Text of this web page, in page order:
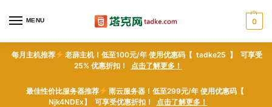
MENU 0
每月主机推荐
老薜主机！低至100元/年 使用优惠码【 tadke25 】 可享受
25% 优惠折扣！ 点击了解更多！
最佳性价比服务器推荐
雨云服务器！低至299元/年 使用优惠码【
Njk4NDEx】 可享受优惠折扣！ 点击了解更多！